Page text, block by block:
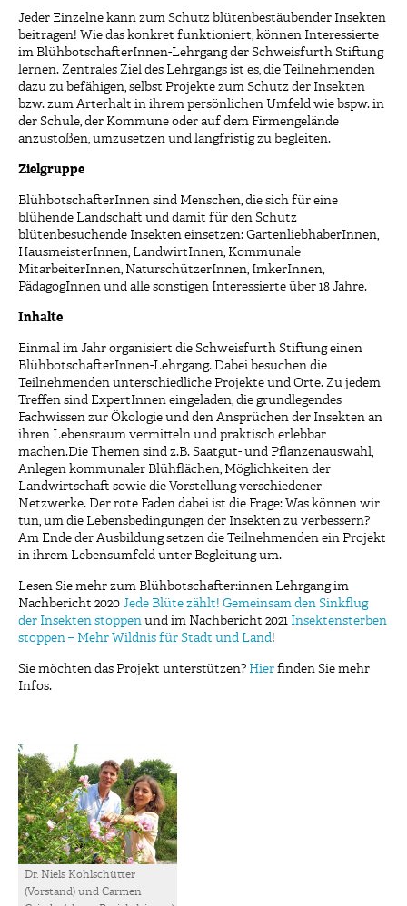
Jeder Einzelne kann zum Schutz blütenbestäubender Insekten
beitragen! Wie das konkret funktioniert, können Interessierte
im BlühbotschafterInnen-Lehrgang der Schweisfurth Stiftung
lernen. Zentrales Ziel des Lehrgangs ist es, die Teilnehmenden
dazu zu befähigen, selbst Projekte zum Schutz der Insekten
bzw. zum Arterhalt in ihrem persönlichen Umfeld wie bspw. in
der Schule, der Kommune oder auf dem Firmengelände
anzustoßen, umzusetzen und langfristig zu begleiten.
Zielgruppe
BlühbotschafterInnen sind Menschen, die sich für eine
blühende Landschaft und damit für den Schutz
blütenbesuchende Insekten einsetzen: GartenliebhaberInnen,
HausmeisterInnen, LandwirtInnen, Kommunale
MitarbeiterInnen, NaturschützerInnen, ImkerInnen,
PädagogInnen und alle sonstigen Interessierte über 18 Jahre.
Inhalte
Einmal im Jahr organisiert die Schweisfurth Stiftung einen
BlühbotschafterInnen-Lehrgang. Dabei besuchen die
Teilnehmenden unterschiedliche Projekte und Orte. Zu jedem
Treffen sind ExpertInnen eingeladen, die grundlegendes
Fachwissen zur Ökologie und den Ansprüchen der Insekten an
ihren Lebensraum vermitteln und praktisch erlebbar
machen.Die Themen sind z.B. Saatgut- und Pflanzenauswahl,
Anlegen kommunaler Blühflächen, Möglichkeiten der
Landwirtschaft sowie die Vorstellung verschiedener
Netzwerke. Der rote Faden dabei ist die Frage: Was können wir
tun, um die Lebensbedingungen der Insekten zu verbessern?
Am Ende der Ausbildung setzen die Teilnehmenden ein Projekt
in ihrem Lebensumfeld unter Begleitung um.
Lesen Sie mehr zum Blühbotschafter:innen Lehrgang im
Nachbericht 2020 Jede Blüte zählt! Gemeinsam den Sinkflug
der Insekten stoppen und im Nachbericht 2021 Insektensterben
stoppen – Mehr Wildnis für Stadt und Land !
Sie möchten das Projekt unterstützen? Hier finden Sie mehr
Infos.
Dr. Niels Kohlschütter
(Vorstand) und Carmen